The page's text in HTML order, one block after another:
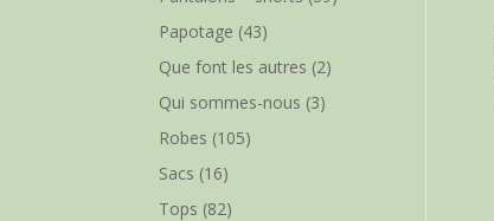
Papotage (43)
Que font les autres (2)
Qui sommes-nous (3)
Robes (105)
Sacs (16)
Tops (82)